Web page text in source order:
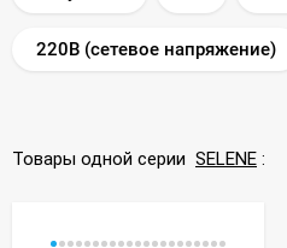
220В (сетевое напряжение)
Товары одной серии SELENE :